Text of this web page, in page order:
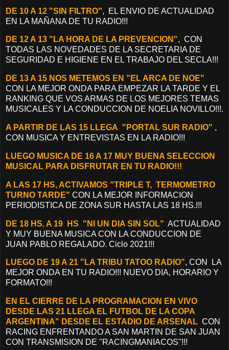
DE 10 A 12 "SIN FILTRO", EL ENVIO DE ACTUALIDAD
EN LA MAÑANA DE TU RADIO!!!
DE 12 A 13 "LA HORA DE LA PREVENCION", CON
TODAS LAS NOVEDADES DE LA SECRETARIA DE
SEGURIDAD E HIGIENE EN EL TRABAJO DEL SECLA!!!
DE 13 A 15 NOS METEMOS EN "EL ARCA DE NOE"
CON LA MEJOR ONDA PARA EMPEZAR LA TARDE Y EL
RANKING QUE VOS ARMAS DE LOS MEJORES TEMAS
MUSICALES Y LA CONDUCCION DE NOELIA NOVILLO!!!.
A PARTIR DE LAS 15 LLEGA "PORTAL SUR RADIO" ,
CON MUSICA Y ENTREVISTAS EN LA RADIO!!!
LUEGO MUSICA DE 16 A 17 MUY BUENA SELECCION
MUSICAL PARA DISFRUTAR EN TU RADIO!!!
A LAS 17 HS, ACTIVAMOS "TRIPLE T, TERMOMETRO
TURNO TARDE" CON LA MEJOR INFORMACION
PERIODISTICA DE ZONA SUR HASTA LAS 18 HS.!!!
DE 18 HS. A 19 HS "NI UN DIA SIN SOL" ACTUALIDAD
Y MUY BUENA MUSICA CON LA CONDUCCION DE
JUAN PABLO REGALADO. Ciclo 2021!!!
LUEGO DE 19 A 21 "LA TRIBU TATOO RADIO", CON LA
MEJOR ONDA EN TU RADIO!!! NUEVO DIA, HORARIO Y
FORMATO!!!
EN EL CIERRE DE LA PROGRAMACION EN VIVO
DESDE LAS 21 LLEGA EL FUTBOL DE LA COPA
ARGENTINA" DESDE EL ESTADIO DE ARSENAL CON
RACING ENFRENTANDO A SAN MARTIN DE SAN JUAN
CON TRANSMISION DE "RACINGMANIACOS"!!!